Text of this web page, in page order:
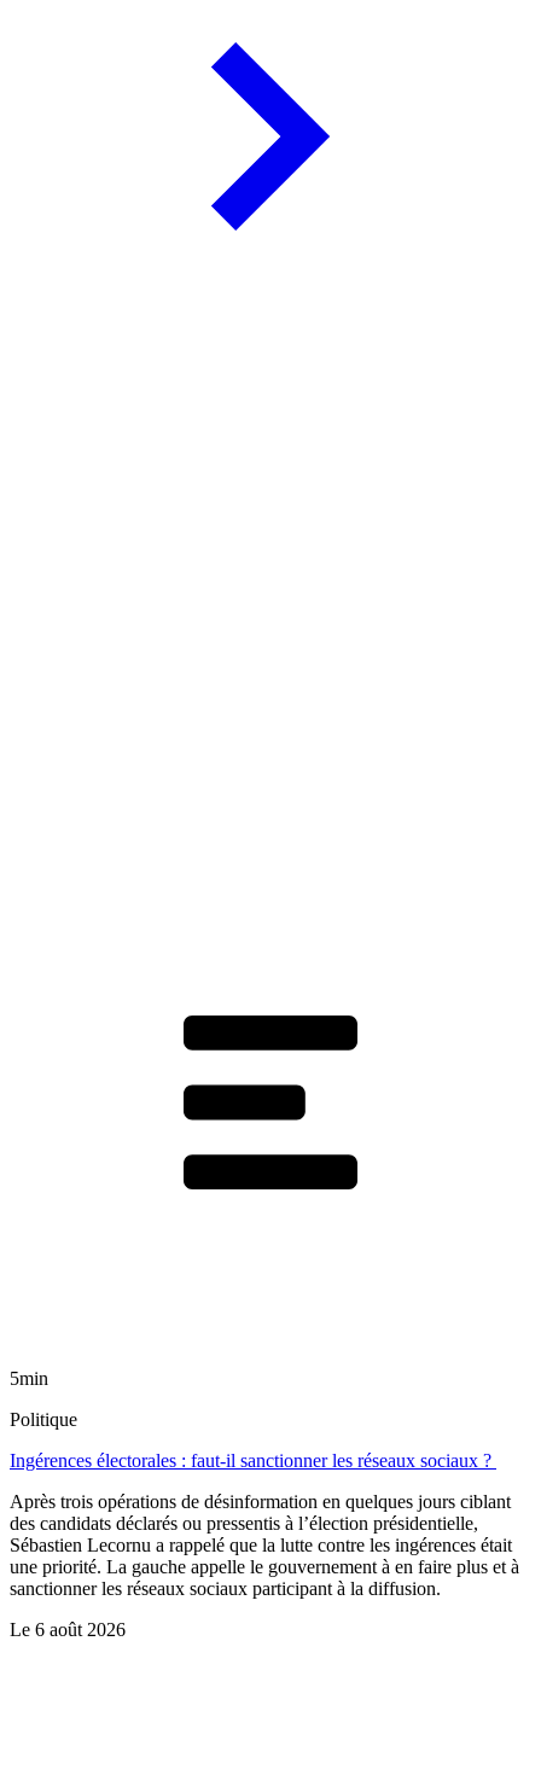
5min
Politique
Ingérences électorales : faut-il sanctionner les réseaux sociaux ?
Après trois opérations de désinformation en quelques jours ciblant
des candidats déclarés ou pressentis à l’élection présidentielle,
Sébastien Lecornu a rappelé que la lutte contre les ingérences était
une priorité. La gauche appelle le gouvernement à en faire plus et à
sanctionner les réseaux sociaux participant à la diffusion.
Le 6 août 2026